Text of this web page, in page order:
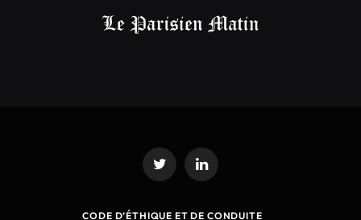
Twitter LinkedIn
CODE D’ÉTHIQUE ET DE CONDUITE